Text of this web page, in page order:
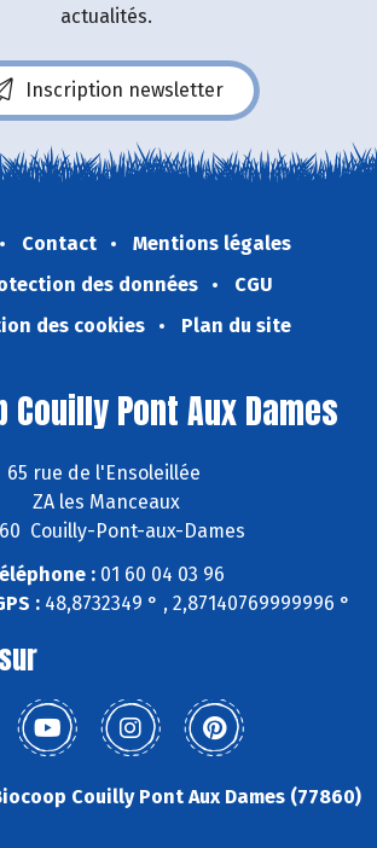
actualités.
Inscription newsletter
Contact
Mentions légales
des données
CGU
des cookies
Plan du site
Couilly Pont Aux Dames
65 rue de l'Ensoleillée
ZA les Manceaux
Couilly-Pont-aux-Dames
: 01 60 04 03 96
:48,8732349 ° , 2,87140769999996 °
Couilly Pont Aux Dames (77860)